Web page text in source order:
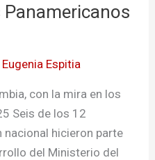
Espitia
con la mira en los
Seis de los 12
hicieron parte
del Ministerio del